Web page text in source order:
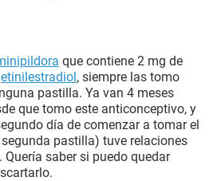
que contiene 2 mg de
etinilestradiol, siempre las tomo
pastilla. Ya van 4 meses
que tomo este anticonceptivo, y
día de comenzar a tomar el
pastilla) tuve relaciones
saber si puedo quedar